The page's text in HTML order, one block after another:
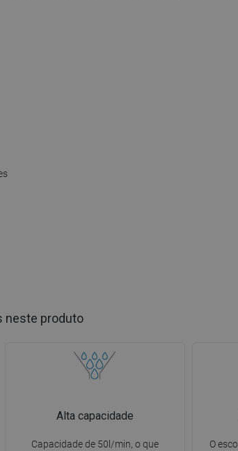
neste produto
Alta capacidade
Capacidade de 50l/min, o que
O